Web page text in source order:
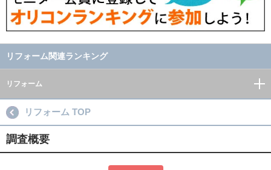
リフォーム関連ランキング
リフォーム
リフォーム TOP
調査概要